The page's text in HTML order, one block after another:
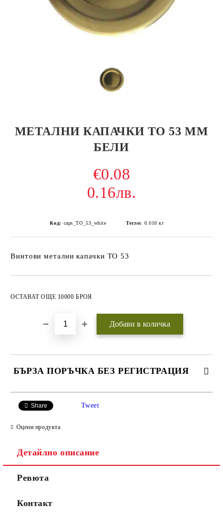
МЕТАЛНИ КАПАЧКИ ТО 53 ММ
БЕЛИ
€0.08
0.16лв.
Код: caps_TO_53_white Тегло: 0.010 кг
Винтови метални капачки ТО 53
ОСТАВАТ ОЩЕ 10000 БРОЯ
БЪРЗА ПОРЪЧКА БЕЗ РЕГИСТРАЦИЯ
до няколко дни за да
да пристигне максимално
Share Tweet
Оцени продукта
Детайлно описание
Ревюта
Контакт